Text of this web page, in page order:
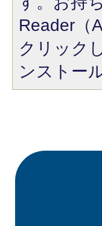
Reader（
クリック
ンストー